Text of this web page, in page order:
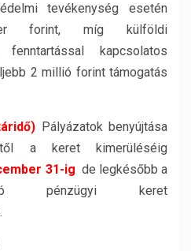
tevékenység esetén
forint, míg külföldi
kapcsolatos
2 millió forint támogatás
Pályázatok benyújtása
a keret kimerüléséig
31-ig de legkésőbb a
pénzügyi keret